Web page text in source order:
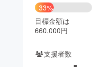
CAMPFIRE Creation
コミュニティ
33%
目標金額は
660,000円
支援者数